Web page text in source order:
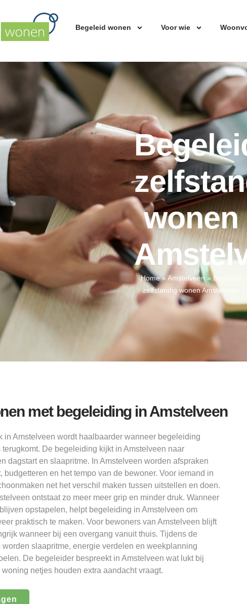
Begeleid wonen Voor wie
wonen
Home» Amstelveen »Begeleid
zelfstandig wonen Amstelveen
met begeleiding in Amstelveen
in Amstelveen wordt haalbaarder wanneer begeleiding
De begeleiding kijkt in Amstelveen naar
dagstart en slaapritme. In Amstelveen worden afspraken
budgetteren en het tempo van de bewoner. Voor iemand in
net het verschil maken tussen uitstellen en doen.
ontstaat zo meer meer grip en minder druk. Wanneer
opstapelen, helpt begeleiding in Amstelveen om
praktisch te maken. Voor bewoners van Amstelveen blijft
wanneer bij een overgang vanuit thuis. Tijdens de
slaapritme, energie verdelen en weekplanning
De begeleider bespreekt in Amstelveen wat lukt bij
netjes houden extra aandacht vraagt.